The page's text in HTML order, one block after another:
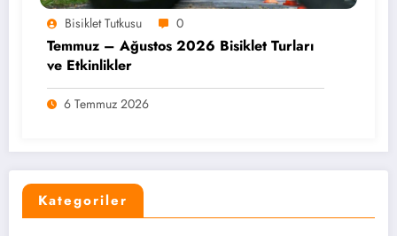
Bisiklet Tutkusu 0
Temmuz – Ağustos 2026 Bisiklet Turları
ve Etkinlikler
6 Temmuz 2026
Kategoriler